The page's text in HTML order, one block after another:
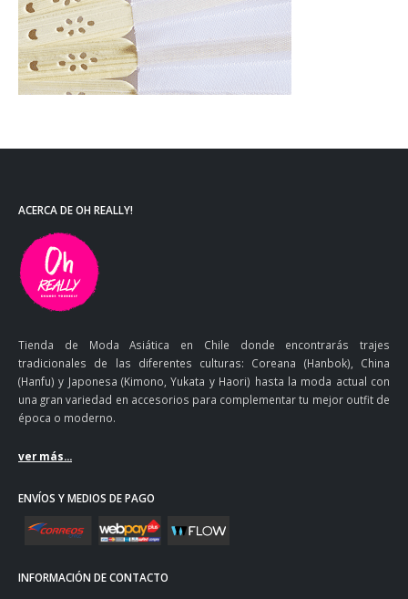
ACERCA DE OH REALLY!
Tienda de Moda Asiática en Chile donde encontrarás trajes
tradicionales de las diferentes culturas: Coreana (Hanbok), China
(Hanfu) y Japonesa (Kimono, Yukata y Haori) hasta la moda actual con
una gran variedad en accesorios para complementar tu mejor outfit de
época o moderno.
ver más...
ENVÍOS Y MEDIOS DE PAGO
INFORMACIÓN DE CONTACTO